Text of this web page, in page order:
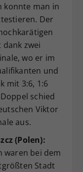
konnte man in
Der
zwei
wo er im
und
mit 3:6, 1:6
schied
Viktor
aus.
(Polen):
waren bei dem
Stadt